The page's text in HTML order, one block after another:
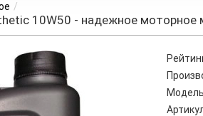
10W50 - надежное